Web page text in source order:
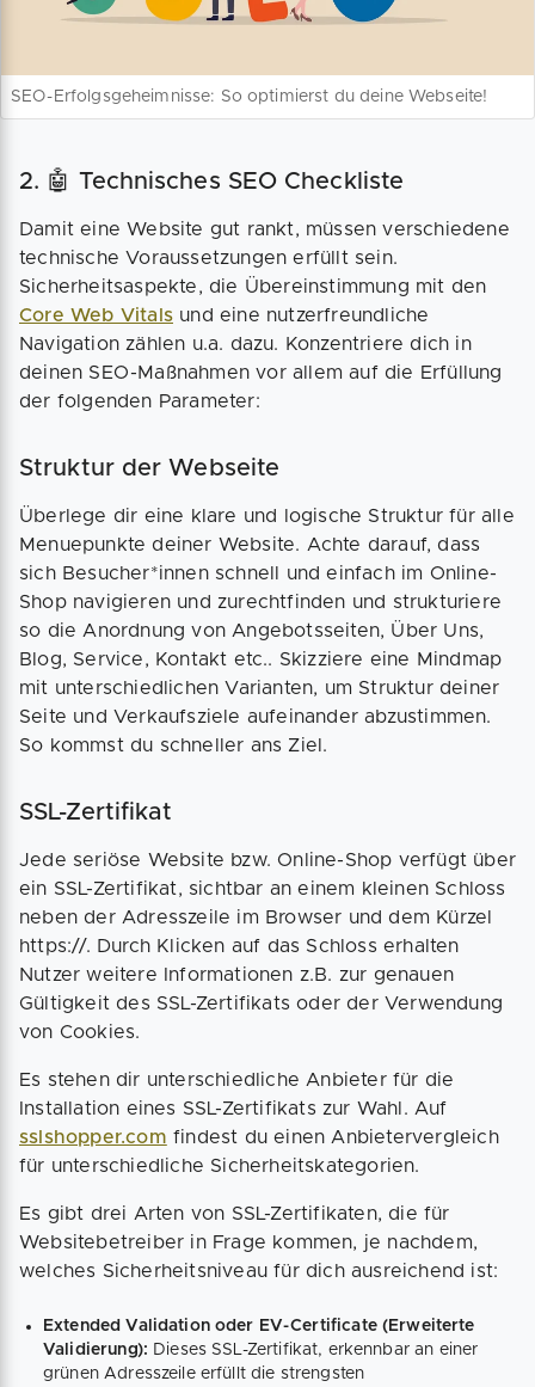
SEO-Erfolgsgeheimnisse: So optimierst du deine Webseite!
2. 🤖 Technisches SEO Checkliste
Damit eine Website gut rankt, müssen verschiedene
technische Voraussetzungen erfüllt sein.
Sicherheitsaspekte, die Übereinstimmung mit den
Core Web Vitals und eine nutzerfreundliche
Navigation zählen u.a. dazu. Konzentriere dich in
deinen SEO-Maßnahmen vor allem auf die Erfüllung
der folgenden Parameter:
Struktur der Webseite
Überlege dir eine klare und logische Struktur für alle
Menuepunkte deiner Website. Achte darauf, dass
sich Besucher*innen schnell und einfach im Online-
Shop navigieren und zurechtfinden und strukturiere
so die Anordnung von Angebotsseiten, Über Uns,
Blog, Service, Kontakt etc.. Skizziere eine Mindmap
mit unterschiedlichen Varianten, um Struktur deiner
Seite und Verkaufsziele aufeinander abzustimmen.
So kommst du schneller ans Ziel.
SSL-Zertifikat
Jede seriöse Website bzw. Online-Shop verfügt über
ein SSL-Zertifikat, sichtbar an einem kleinen Schloss
neben der Adresszeile im Browser und dem Kürzel
https://. Durch Klicken auf das Schloss erhalten
Nutzer weitere Informationen z.B. zur genauen
Gültigkeit des SSL-Zertifikats oder der Verwendung
von Cookies.
Es stehen dir unterschiedliche Anbieter für die
Installation eines SSL-Zertifikats zur Wahl. Auf
sslshopper.com findest du einen Anbietervergleich
für unterschiedliche Sicherheitskategorien.
Es gibt drei Arten von SSL-Zertifikaten, die für
Websitebetreiber in Frage kommen, je nachdem,
welches Sicherheitsniveau für dich ausreichend ist:
Extended Validation oder EV-Certificate (Erweiterte
Validierung): Dieses SSL-Zertifikat, erkennbar an einer
grünen Adresszeile erfüllt die strengsten